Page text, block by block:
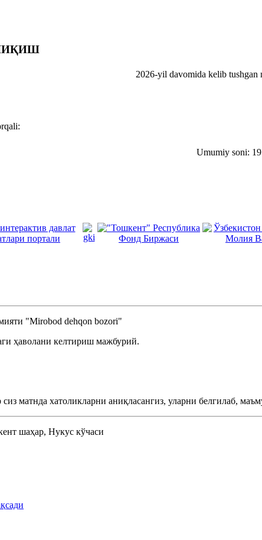
2026-yil davomida kelib tushgan
Umumiy soni: 19
"Mirobod dehqon bozori"
ҳаволани келтириш мажбурий.
матнда хатоликларни аниқласангиз, уларни белгилаб,
шаҳар, Нукус кўчаси